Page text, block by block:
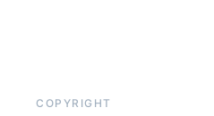
COPYRIGHT